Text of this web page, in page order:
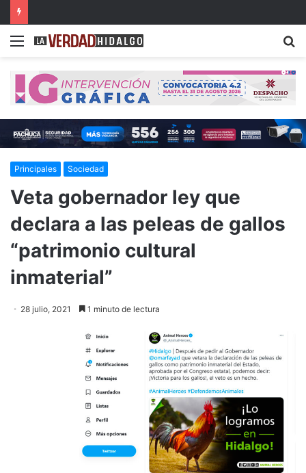
Menu
Principales Sociedad
Veta gobernador ley que
declara a las peleas de gallos
“patrimonio cultural
inmaterial”
28 julio, 2021 1 minuto de lectura